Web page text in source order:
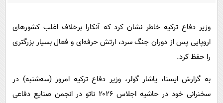
سیاست
گوناگون
داستان کوتاه
پیامک
آشپزی
وزیر دفاع ترکیه خاطر نشان کرد که آنکارا برخلاف اغلب کشورهای
اروپایی پس از دوران جنگ سرد، ارتش حرفه‌ای و فعال بسیار بزرگتری
را حفظ کرد.
به گزارش ایسنا، یاشار گولر، وزیر دفاع ترکیه امروز (سه‌شنبه) در
سخنرانی خود در حاشیه اجلاس ۲۰۲۶ ناتو در انجمن صنایع دفاعی